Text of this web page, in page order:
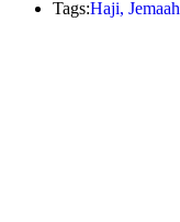
Tags:Haji, Jemaah